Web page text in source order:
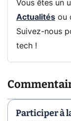
Vous êtes un
Actualitésou
Suivez-nous
tech !
Participer à